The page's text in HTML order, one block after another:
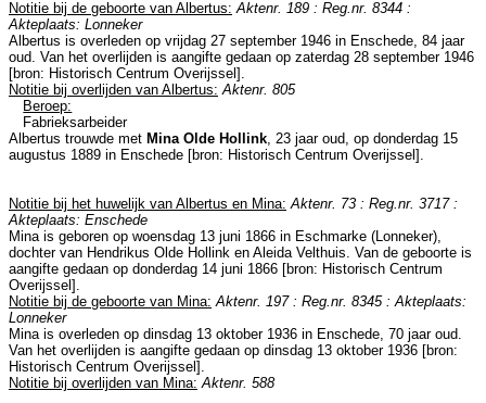
Notitie bij de geboorte van Albertus: Aktenr. 189 : Reg.nr. 8344 :
Akteplaats: Lonneker
Albertus is overleden op vrijdag 27 september 1946 in Enschede , 84 jaar
oud. Van het overlijden is aangifte gedaan op zaterdag 28 september 1946
[bron: Historisch Centrum Overijssel ].
Notitie bij overlijden van Albertus: Aktenr. 805
Beroep:
Fabrieksarbeider
Albertus trouwde met Mina Olde Hollink , 23 jaar oud, op donderdag 15
augustus 1889 in Enschede [bron: Historisch Centrum Overijssel ].
Notitie bij het huwelijk van Albertus en Mina: Aktenr. 73 : Reg.nr. 3717 :
Akteplaats: Enschede
Mina is geboren op woensdag 13 juni 1866 in Eschmarke (Lonneker)
dochter van Hendrikus Olde Hollink en Aleida Velthuis. Van de geboorte is
aangifte gedaan op donderdag 14 juni 1866 [bron: Historisch Centrum
Overijssel ].
Notitie bij de geboorte van Mina: Aktenr. 197 : Reg.nr. 8345 : Akteplaats:
Lonneker
Mina is overleden op dinsdag 13 oktober 1936 in Enschede , 70 jaar oud.
Van het overlijden is aangifte gedaan op dinsdag 13 oktober 1936 [bron:
Historisch Centrum Overijssel ].
Notitie bij overlijden van Mina: Aktenr. 588